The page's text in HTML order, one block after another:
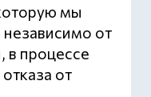
мы
независимо от
в процессе
от